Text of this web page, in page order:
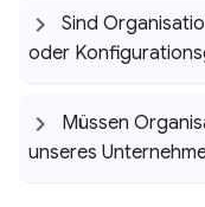
Sind
oder
Müssen
unseres